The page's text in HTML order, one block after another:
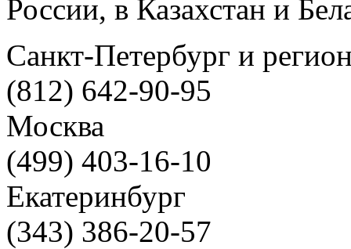
России, в Казахстан и
Санкт-Петербург и
(812) 642-90-95
Москва
(499) 403-16-10
Екатеринбург
(343) 386-20-57